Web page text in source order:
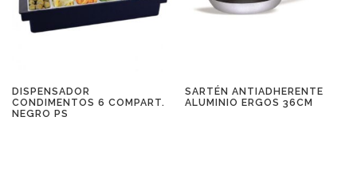
DISPENSADOR
CONDIMENTOS 6 COMPART.
NEGRO PS
SARTÉN ANTIADHERENTE
ALUMINIO ERGOS 36CM